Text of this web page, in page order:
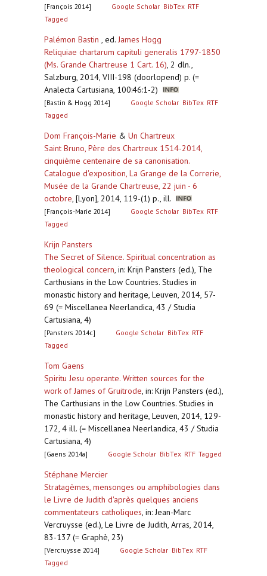
[François 2014] Google Scholar BibTex RTF
Tagged
Palémon Bastin , ed. James Hogg
Reliquiae chartarum capituli generalis 1797-1850
(Ms. Grande Chartreuse 1 Cart. 16), 2 dln.,
Salzburg, 2014, VIII-198 (doorlopend) p. (=
Analecta Cartusiana, 100:46:1-2)
[Bastin & Hogg 2014] Google Scholar BibTex RTF
Tagged
Dom François-Marie & Un Chartreux
Saint Bruno, Père des Chartreux 1514-2014,
cinquième centenaire de sa canonisation.
Catalogue d'exposition, La Grange de la Correrie,
Musée de la Grande Chartreuse, 22 juin - 6
octobre, [Lyon], 2014, 119-(1) p., ill.
[François-Marie 2014] Google Scholar BibTex RTF
Tagged
Krijn Pansters
The Secret of Silence. Spiritual concentration as
theological concern, in: Krijn Pansters (ed.), The
Carthusians in the Low Countries. Studies in
monastic history and heritage, Leuven, 2014, 57-
69 (= Miscellanea Neerlandica, 43 / Studia
Cartusiana, 4)
[Pansters 2014c] Google Scholar BibTex RTF
Tagged
Tom Gaens
Spiritu Jesu operante. Written sources for the
work of James of Gruitrode, in: Krijn Pansters (ed.),
The Carthusians in the Low Countries. Studies in
monastic history and heritage, Leuven, 2014, 129-
172, 4 ill. (= Miscellanea Neerlandica, 43 / Studia
Cartusiana, 4)
[Gaens 2014a] Google Scholar BibTex RTF Tagged
Stéphane Mercier
Stratagèmes, mensonges ou amphibologies dans
le Livre de Judith d'après quelques anciens
commentateurs catholiques, in: Jean-Marc
Vercruysse (ed.), Le Livre de Judith, Arras, 2014,
83-137 (= Graphè, 23)
[Vercruysse 2014] Google Scholar BibTex RTF
Tagged